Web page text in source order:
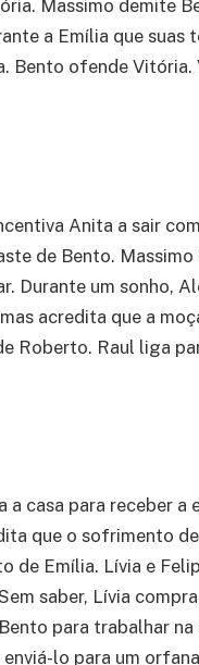
Massimo demite
a Emília que suas
Bento ofende Vitória.
Anita a sair
de Bento. Massimo
Durante um sonho,
acredita que a
Roberto. Raul liga
casa para receber a
que o sofrimento
de Emília. Lívia e
saber, Lívia
para trabalhar na
lo para um